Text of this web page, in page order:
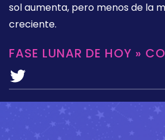
sol aumenta, pero menos de la
creciente.
FASE LUNAR DE HOY »